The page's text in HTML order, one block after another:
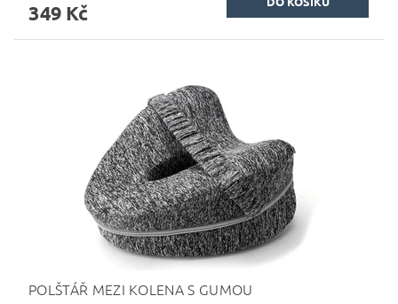
349 Kč
POLŠTÁŘ MEZI KOLENA S GUMOU